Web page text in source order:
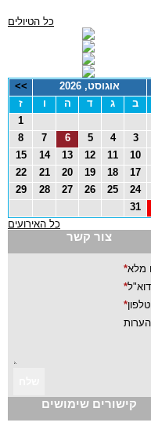
כל הטיולים
אוגוסט, 2026
>>
ב ג ד ה ו
ז
1
3
4
5
6
7
8
10
11
12
13
14
15
17
18
19
20
21
22
24
25
26
27
28
29
31
כל האירועים
צור קשר
קישורים שימושים